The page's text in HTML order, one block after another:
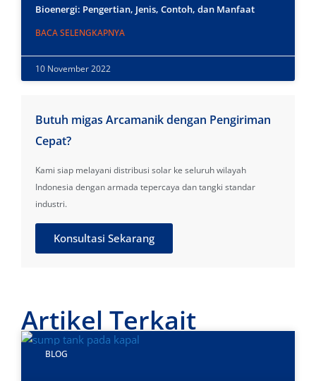
Bioenergi: Pengertian, Jenis, Contoh, dan Manfaat
BACA SELENGKAPNYA
10 November 2022
Butuh migas Arcamanik dengan Pengiriman
Cepat?
Kami siap melayani distribusi solar ke seluruh wilayah
Indonesia dengan armada tepercaya dan tangki standar
industri.
Konsultasi Sekarang
Artikel Terkait
BLOG